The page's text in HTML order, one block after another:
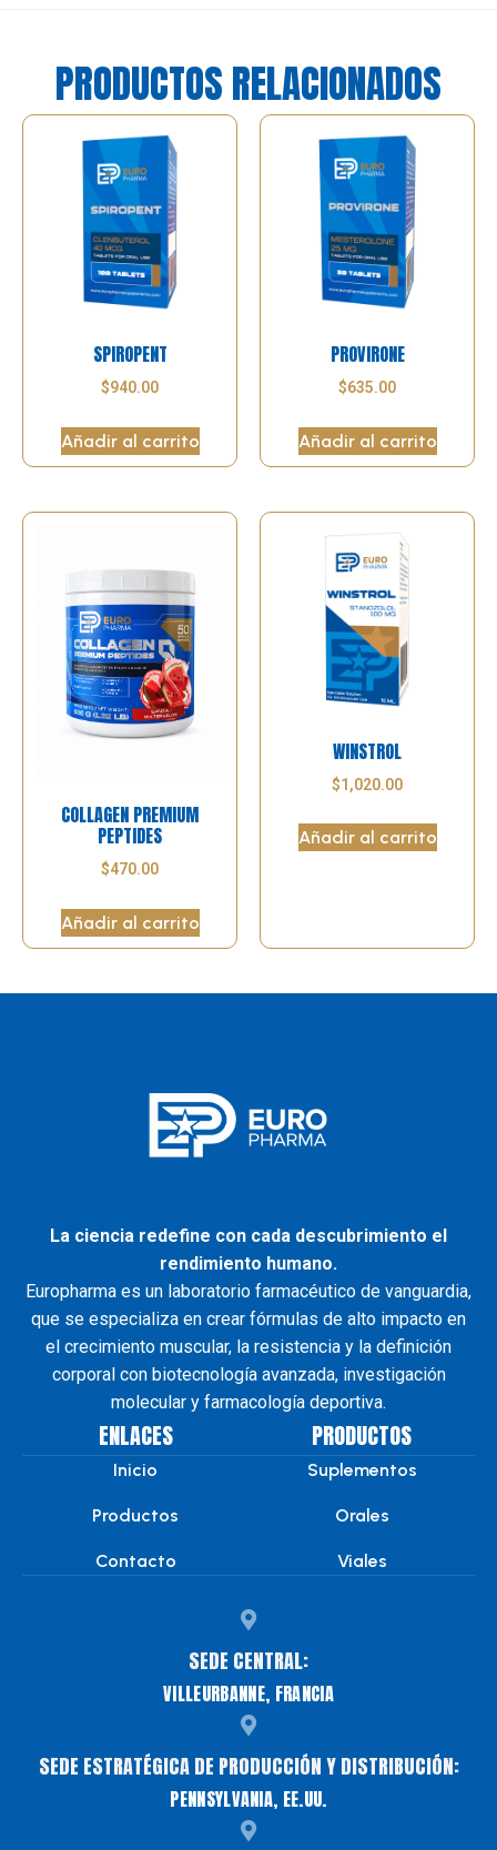
PRODUCTOS RELACIONADOS
SPIROPENT
$940.00
Añadir al carrito
PROVIRONE
$635.00
Añadir al carrito
COLLAGEN PREMIUM
PEPTIDES
$470.00
Añadir al carrito
WINSTROL
$1,020.00
Añadir al carrito
La ciencia redefine con cada descubrimiento el
rendimiento humano.
Europharma es un laboratorio farmacéutico de vanguardia,
que se especializa en crear fórmulas de alto impacto en
el crecimiento muscular, la resistencia y la definición
corporal con biotecnología avanzada, investigación
molecular y farmacología deportiva.
ENLACES
Inicio
Productos
Contacto
PRODUCTOS
Suplementos
Orales
Viales
SEDE CENTRAL:
VILLEURBANNE, FRANCIA
SEDE ESTRATÉGICA DE PRODUCCIÓN Y DISTRIBUCIÓN:
PENNSYLVANIA, EE.UU.